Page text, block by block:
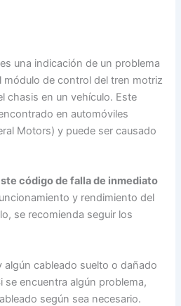
una indicación de un problema
módulo de control del tren motriz
chasis en un vehículo. Este
en automóviles
Motors) y puede ser causado
código de falla de inmediato
y rendimiento del
se recomienda seguir los
algún cableado suelto o dañado
se encuentra algún problema,
según sea necesario.